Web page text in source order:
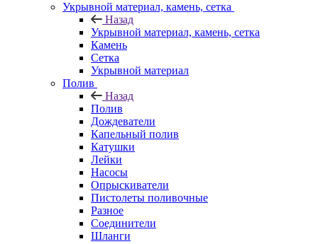
Укрывной материал, камень, сетка
Назад
Укрывной материал, камень, сетка
Камень
Сетка
Укрывной материал
Полив
Назад
Полив
Дождеватели
Капельный полив
Катушки
Лейки
Насосы
Опрыскиватели
Пистолеты поливочные
Разное
Соединители
Шланги